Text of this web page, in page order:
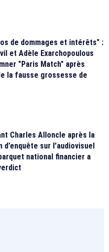
de dommages et intérêts" :
et Adèle Exarchopoulous
"Paris Match" après
la fausse grossesse de
Charles Alloncle après la
d’enquête sur l’audiovisuel
national financier a